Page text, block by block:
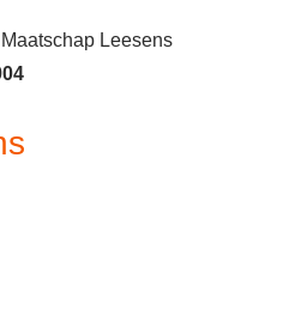
Leesens